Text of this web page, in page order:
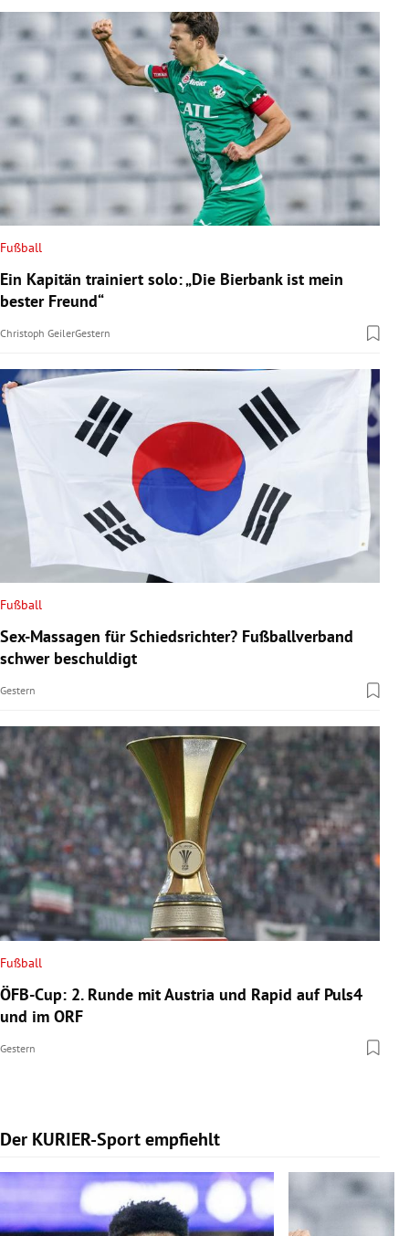
Fußball
Ein Kapitän trainiert solo: „Die Bierbank ist mein
bester Freund“
Christoph GeilerGestern
Fußball
Sex-Massagen für Schiedsrichter? Fußballverband
schwer beschuldigt
Gestern
Fußball
ÖFB-Cup: 2. Runde mit Austria und Rapid auf Puls4
und im ORF
Gestern
Der KURIER-Sport empfiehlt
Slide 1 von 5